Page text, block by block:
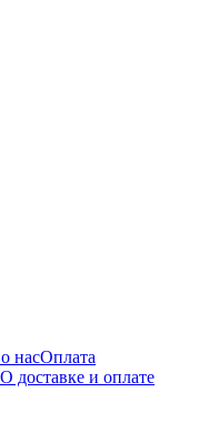
насОплата
доставке и оплате